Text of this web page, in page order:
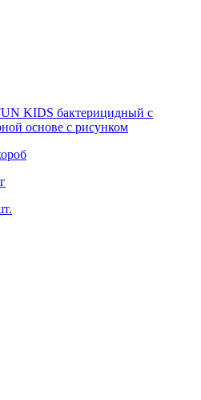
KIDS бактерицидный с
основе с рисунком